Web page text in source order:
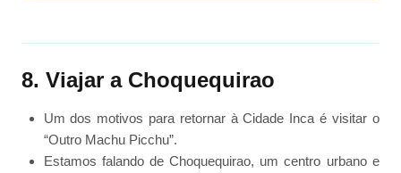
8. Viajar a Choquequirao
Um dos motivos para retornar à Cidade Inca é visitar o
“Outro Machu Picchu”.
Estamos falando de Choquequirao, um centro urbano e